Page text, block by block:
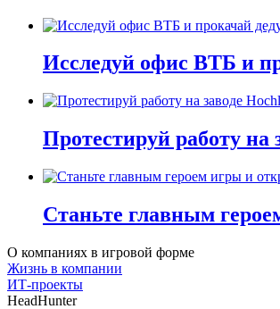
Исследуй офис ВТБ и
Протестируй работу на
Станьте главным
О компаниях в игровой форме
Жизнь в компании
ИТ-проекты
HeadHunter